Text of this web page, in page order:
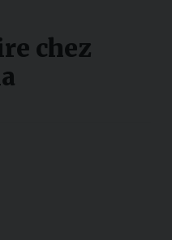
chez